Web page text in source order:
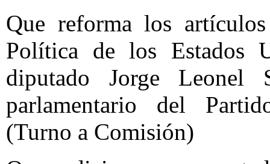
Que reforma los
Política de los Estados
diputado Jorge Leonel
parlamentario del
(Turno a Comisión)